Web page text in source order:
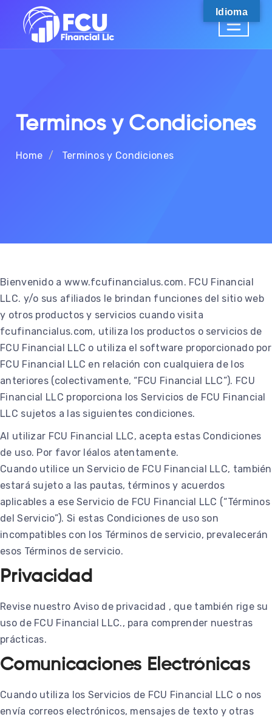
Terminos y Condiciones
Home Terminos y Condiciones
Bienvenido a www.fcufinancialus.com. FCU Financial
LLC. y/o sus afiliados le brindan funciones del sitio web
y otros productos y servicios cuando visita
fcufinancialus.com, utiliza los productos o servicios de
FCU Financial LLC o utiliza el software proporcionado por
FCU Financial LLC en relación con cualquiera de los
anteriores (colectivamente, “FCU Financial LLC”). FCU
Financial LLC proporciona los Servicios de FCU Financial
LLC sujetos a las siguientes condiciones.
Al utilizar FCU Financial LLC, acepta estas Condiciones
de uso. Por favor léalos atentamente.
Cuando utilice un Servicio de FCU Financial LLC, también
estará sujeto a las pautas, términos y acuerdos
aplicables a ese Servicio de FCU Financial LLC (“Términos
del Servicio”). Si estas Condiciones de uso son
incompatibles con los Términos de servicio, prevalecerán
esos Términos de servicio.
Privacidad
Revise nuestro Aviso de privacidad , que también rige su
uso de FCU Financial LLC., para comprender nuestras
prácticas.
Comunicaciones Electrónicas
Cuando utiliza los Servicios de FCU Financial LLC o nos
envía correos electrónicos, mensajes de texto y otras
Idioma